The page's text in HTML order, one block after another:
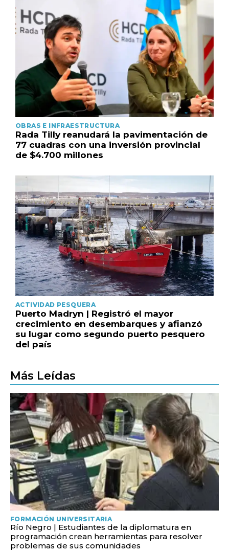
OBRAS E INFRAESTRUCTURA
Rada Tilly reanudará la pavimentación de
77 cuadras con una inversión provincial
de $4.700 millones
ACTIVIDAD PESQUERA
Puerto Madryn | Registró el mayor
crecimiento en desembarques y afianzó
su lugar como segundo puerto pesquero
del país
Más Leídas
FORMACIÓN UNIVERSITARIA
Río Negro | Estudiantes de la diplomatura en
programación crean herramientas para resolver
problemas de sus comunidades